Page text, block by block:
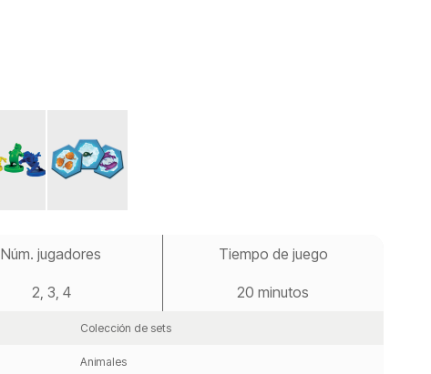
Núm. jugadores
2, 3, 4
Tiempo de juego
20 minutos
Colección de sets
Animales